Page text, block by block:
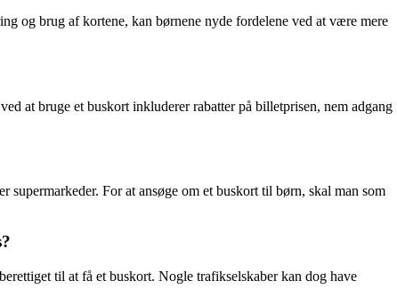
og brug af kortene, kan børnene nyde fordelene ved at være mere
at bruge et buskort inkluderer rabatter på billetprisen, nem adgang
For at ansøge om et buskort til børn, skal man som
til at få et buskort. Nogle trafikselskaber kan dog have